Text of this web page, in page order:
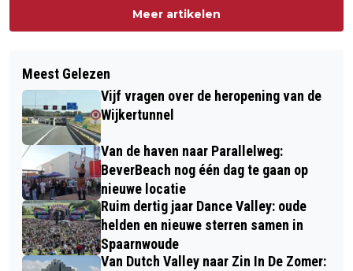
Meer artikelen
Meest Gelezen
Vijf vragen over de heropening van de
Wijkertunnel
Van de haven naar Parallelweg:
BeverBeach nog één dag te gaan op
nieuwe locatie
Ruim dertig jaar Dance Valley: oude
helden en nieuwe sterren samen in
Spaarnwoude
Van Dutch Valley naar Zin In De Zomer: